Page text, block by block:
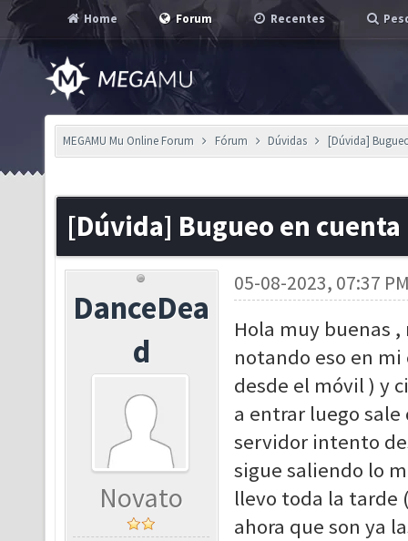
Home Forum Recentes
MEGAMU Mu Online Forum Fórum Dúvidas [Dúvida]
[Dúvida] Bugueo en cuenta
DanceDea
d
Novato
05-08-2023, 07:37
Hola muy buenas
notando eso en
desde el móvil ) y
a entrar luego
servidor intento
sigue saliendo lo
llevo toda la tarde
ahora que son ya